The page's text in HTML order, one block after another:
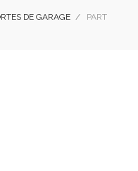
DE GARAGE
PART